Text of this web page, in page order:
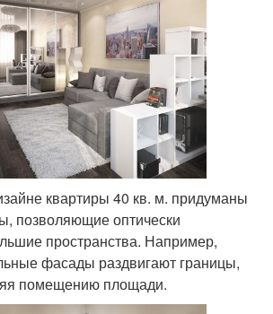
квартиры 40 кв. м. придуманы
позволяющие оптически
пространства. Например,
фасады раздвигают границы,
помещению площади.